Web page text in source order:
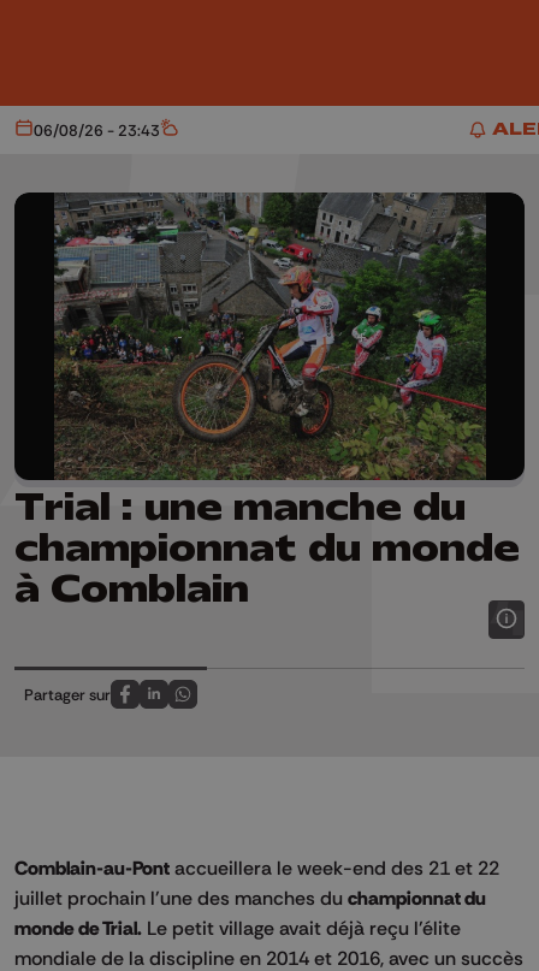
Aujourd'hui
06/08/26 - 23:43 Météo
Trial : une manche du
championnat du monde
à Comblain
Partager sur
Partagez sur FaceBook
Partagez sur LinkedIn
Partagez sur Whatsapp
Comblain-au-Pont accueillera le week-end des 21 et 22
juillet prochain l'une des manches du championnat du
monde de Trial. Le petit village avait déjà reçu l'élite
mondiale de la discipline en 2014 et 2016, avec un succès